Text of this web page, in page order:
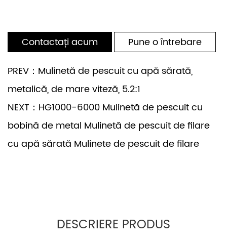
Contactați acum
Pune o întrebare
PREV：Mulinetă de pescuit cu apă sărată,
metalică, de mare viteză, 5.2:1
NEXT：HG1000-6000 Mulinetă de pescuit cu
bobină de metal Mulinetă de pescuit de filare
cu apă sărată Mulinete de pescuit de filare
DESCRIERE PRODUS